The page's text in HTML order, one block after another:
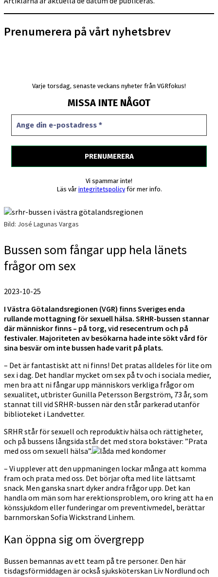
Prenumerera på vårt nyhetsbrev
Varje torsdag, senaste veckans nyheter från VGRfokus!
MISSA INTE NÅGOT
Vi spammar inte!
Läs vår integritetspolicyför mer info.
Bild: José Lagunas Vargas
Bussen som fångar upp hela länets
frågor om sex
2023-10-25
I Västra Götalandsregionen (VGR) finns Sveriges enda
rullande mottagning för sexuell hälsa. SRHR-bussen stannar
där människor finns – på torg, vid resecentrum och på
festivaler. Majoriteten av besökarna hade inte sökt vård för
sina besvär om inte bussen hade varit på plats.
– Det är fantastiskt att ni finns! Det pratas alldeles för lite om
sex i dag. Det handlar mycket om sex på tv och i sociala medier,
men bra att ni fångar upp människors verkliga frågor om
sexualitet, utbrister Gunilla Petersson Bergström, 73 år, som
stannat till vid SRHR-bussen när den står parkerad utanför
biblioteket i Landvetter.
SRHR står för sexuell och reproduktiv hälsa och rättigheter,
och på bussens långsida står det med stora bokstäver: ”Prata
med oss om sexuell hälsa”.
– Vi upplever att den uppmaningen lockar många att komma
fram och prata med oss. Det börjar ofta med lite lättsamt
snack. Men ganska snart dyker andra frågor upp. Det kan
handla om män som har erektionsproblem, oro kring att ha en
könssjukdom eller funderingar om preventivmedel, berättar
barnmorskan Sofia Wickstrand Linhem.
Kan öppna sig om övergrepp
Bussen bemannas av ett team på tre personer. Den här
tisdagsförmiddagen är också sjuksköterskan Liv Nordlund och